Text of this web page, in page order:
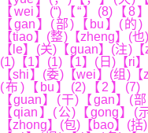
【wei】(“)【“】(8)【8
【gan】(部)【bu】(
【tiao】(整)【zheng】(
【le】(关)【guan】(注)
(1)【1】(1)【1】(日)【ri
【shi】(委)【wei】(组)
(布)【bu】(2)【2】
【guan】(干)【gan】(
【qian】(公)【gong】
【zhong】(包)【bao】(